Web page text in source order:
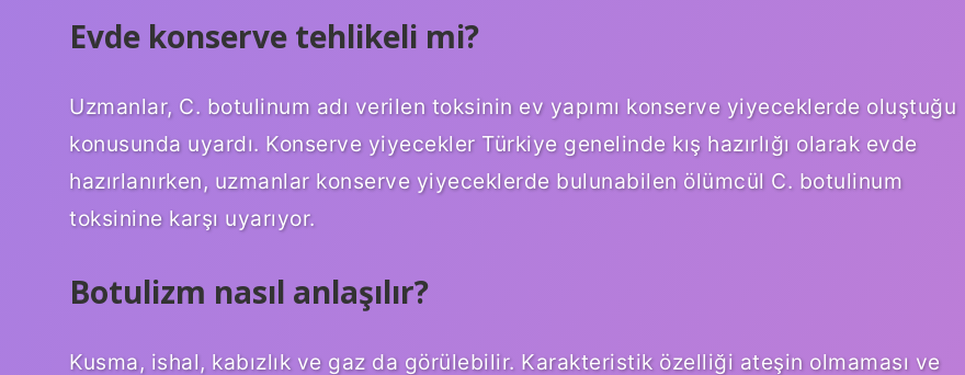
Evde konserve tehlikeli mi?
Uzmanlar, C. botulinum adı verilen toksinin ev yapımı konserve yiyeceklerde oluştuğu
konusunda uyardı. Konserve yiyecekler Türkiye genelinde kış hazırlığı olarak evde
hazırlanırken, uzmanlar konserve yiyeceklerde bulunabilen ölümcül C. botulinum
toksinine karşı uyarıyor.
Botulizm nasıl anlaşılır?
Kusma, ishal, kabızlık ve gaz da görülebilir. Karakteristik özelliği ateşin olmaması ve